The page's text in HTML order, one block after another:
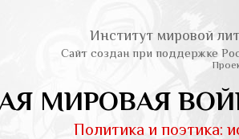
Институт мировой
Сайт создан при поддержке
МИРОВАЯ
Политика и поэтика: